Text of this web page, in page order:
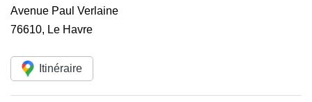
Avenue Paul Verlaine
76610, Le Havre
Itinéraire